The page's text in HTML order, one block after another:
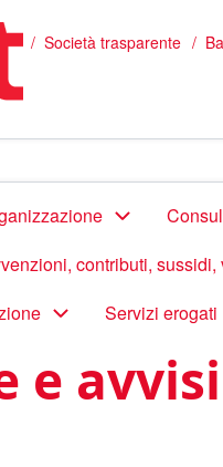
/ Società trasparente
contributi,
Servizi erogati
e